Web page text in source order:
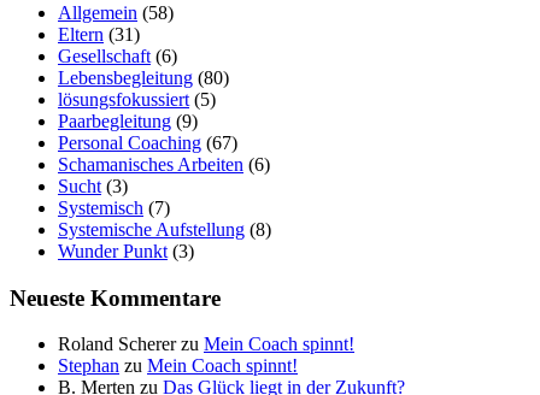
Allgemein (58)
Eltern (31)
Gesellschaft (6)
Lebensbegleitung (80)
lösungsfokussiert (5)
Paarbegleitung (9)
Personal Coaching (67)
Schamanisches Arbeiten (6)
Sucht (3)
Systemisch (7)
Systemische Aufstellung (8)
Wunder Punkt (3)
Neueste Kommentare
Roland Schererzu Mein Coach spinnt!
Stephan zu Mein Coach spinnt!
B. Merten zu Das Glück liegt in der Zukunft?